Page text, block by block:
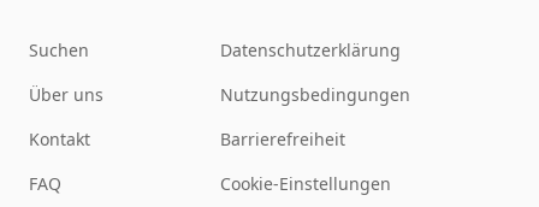
Suchen
Über uns
Kontakt
FAQ
Datenschutzerklärung
Nutzungsbedingungen
Barrierefreiheit
Cookie-Einstellungen